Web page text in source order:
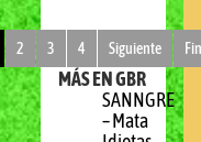
2 3 4 Siguiente
MÁS EN GBR
SANNGRE
– Mata